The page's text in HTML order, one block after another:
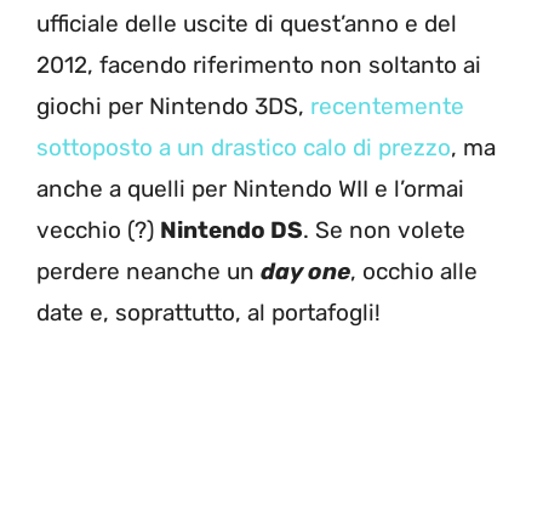
ufficiale delle uscite di quest’anno e del
2012, facendo riferimento non soltanto ai
giochi per Nintendo 3DS, recentemente
sottoposto a un drastico calo di prezzo, ma
anche a quelli per Nintendo WII e l’ormai
vecchio (?) Nintendo DS. Se non volete
perdere neanche un day one, occhio alle
date e, soprattutto, al portafogli!